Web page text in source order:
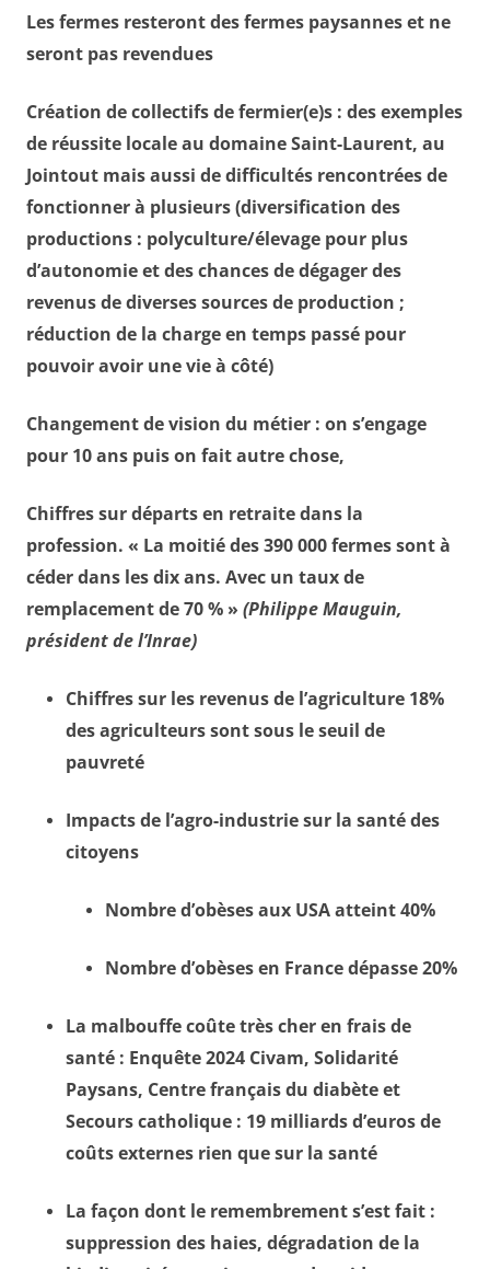
Les fermes resteront des fermes paysannes et ne
seront pas revendues
Création de collectifs de fermier(e)s : des exemples
de réussite locale au domaine Saint-Laurent, au
Jointout mais aussi de difficultés rencontrées de
fonctionner à plusieurs (diversification des
productions : polyculture/élevage pour plus
d’autonomie et des chances de dégager des
revenus de diverses sources de production ;
réduction de la charge en temps passé pour
pouvoir avoir une vie à côté)
Changement de vision du métier : on s’engage
pour 10 ans puis on fait autre chose,
Chiffres sur départs en retraite dans la
profession. « La moitié des 390 000 fermes sont à
céder dans les dix ans. Avec un taux de
remplacement de 70 % » (Philippe Mauguin,
président de l’Inrae)
Chiffres sur les revenus de l’agriculture 18%
des agriculteurs sont sous le seuil de
pauvreté
Impacts de l’agro-industrie sur la santé des
citoyens
Nombre d’obèses aux USA atteint 40%
Nombre d’obèses en France dépasse 20%
La malbouffe coûte très cher en frais de
santé : Enquête 2024 Civam, Solidarité
Paysans, Centre français du diabète et
Secours catholique : 19 milliards d’euros de
coûts externes rien que sur la santé
La façon dont le remembrement s’est fait :
suppression des haies, dégradation de la